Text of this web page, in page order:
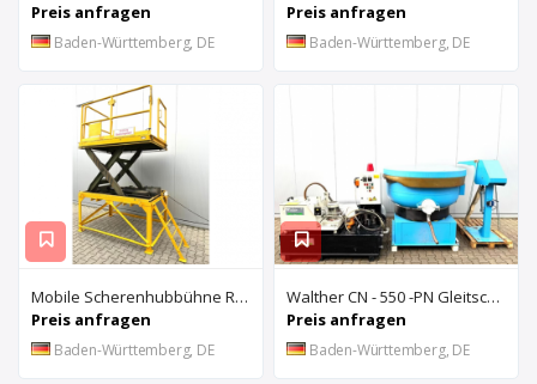
Preis anfragen
Baden-Württemberg, DE
Preis anfragen
Baden-Württemberg, DE
Mobile Scherenhubbühne Rothe Benkmann
Preis anfragen
Baden-Württemberg, DE
Walther CN - 550 -PN Gleitschleifanlage u. Rösler Z300 Turbo Floc Zentrifuge
Preis anfragen
Baden-Württemberg, DE